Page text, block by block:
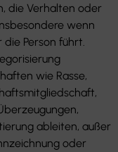
die Verhalten oder
wenn
Person führt.
wie Rasse,
ableiten, außer
oder